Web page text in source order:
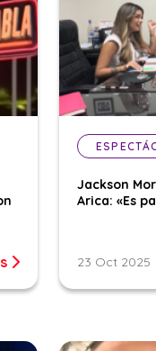
Jackson
Arica: «Es
23 Oct 2025